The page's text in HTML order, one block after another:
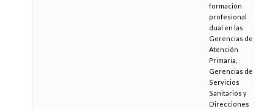
formación
profesional
dual en las
Gerencias de
Atención
Primaria,
Gerencias de
Servicios
Sanitarios y
Direcciones